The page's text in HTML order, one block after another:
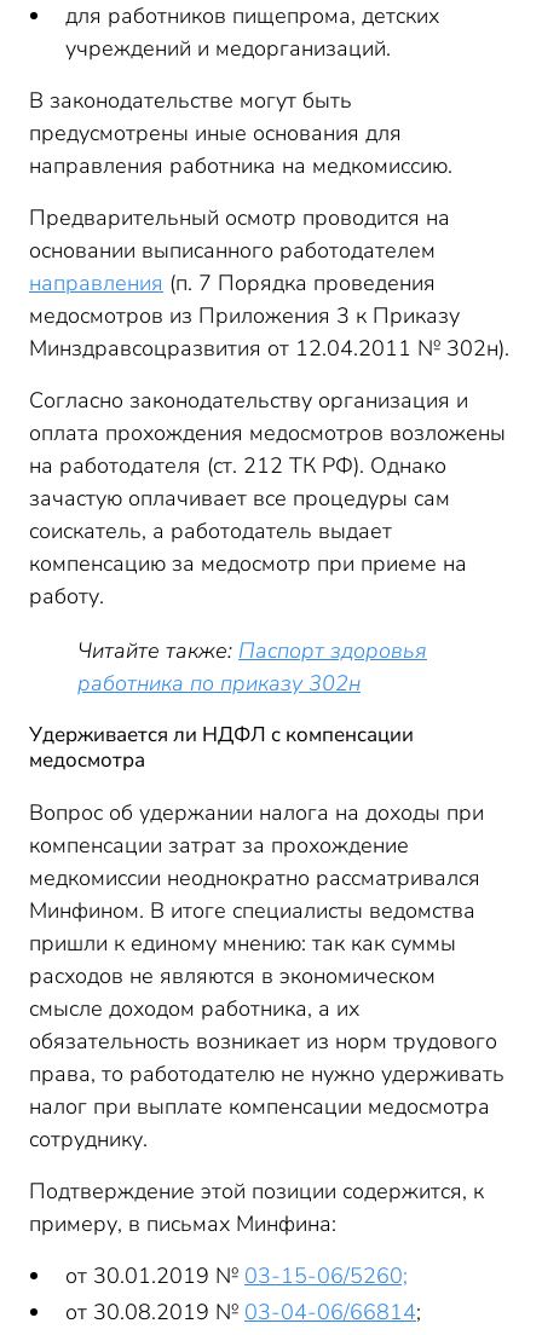
для работников пищепрома, детских
учреждений и медорганизаций.
В законодательстве могут быть
предусмотрены иные основания для
направления работника на медкомиссию.
Предварительный осмотр проводится на
основании выписанного работодателем
направления (п. 7 Порядка проведения
медосмотров из Приложения 3 к Приказу
Минздравсоцразвития от 12.04.2011 № 302н).
Согласно законодательству организация и
оплата прохождения медосмотров возложены
на работодателя (ст. 212 ТК РФ). Однако
зачастую оплачивает все процедуры сам
соискатель, а работодатель выдает
компенсацию за медосмотр при приеме на
работу.
Читайте также: Паспорт здоровья
работника по приказу 302н
Удерживается ли НДФЛ с компенсации
медосмотра
Вопрос об удержании налога на доходы при
компенсации затрат за прохождение
медкомиссии неоднократно рассматривался
Минфином. В итоге специалисты ведомства
пришли к единому мнению: так как суммы
расходов не являются в экономическом
смысле доходом работника, а их
обязательность возникает из норм трудового
права, то работодателю не нужно удерживать
налог при выплате компенсации медосмотра
сотруднику.
Подтверждение этой позиции содержится, к
примеру, в письмах Минфина:
от 30.01.2019 № 03-15-06/5260;
от 30.08.2019 № 03-04-06/66814;